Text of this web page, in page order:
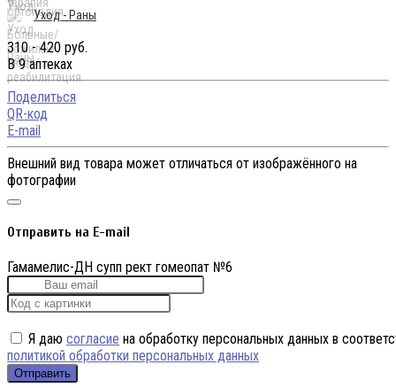
Уход - Раны
310 - 420 руб.
В 9 аптеках
Поделиться
QR-код
E-mail
Внешний вид товара может отличаться от изображённого на
фотографии
Отправить на E-mail
Гамамелис-ДН супп рект гомеопат №6
Я даю согласие на обработку персональных данных в
политикой обработки персональных данных
Отправить